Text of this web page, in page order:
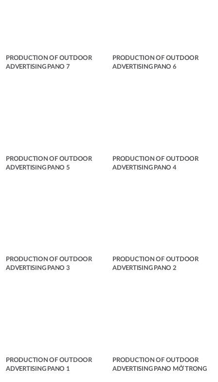
PRODUCTION OF OUTDOOR
ADVERTISING PANO 7
PRODUCTION OF OUTDOOR
ADVERTISING PANO 6
PRODUCTION OF OUTDOOR
ADVERTISING PANO 5
PRODUCTION OF OUTDOOR
ADVERTISING PANO 4
PRODUCTION OF OUTDOOR
ADVERTISING PANO 3
PRODUCTION OF OUTDOOR
ADVERTISING PANO 2
PRODUCTION OF OUTDOOR
ADVERTISING PANO 1
PRODUCTION OF OUTDOOR
ADVERTISING PANO MỞ TRONG